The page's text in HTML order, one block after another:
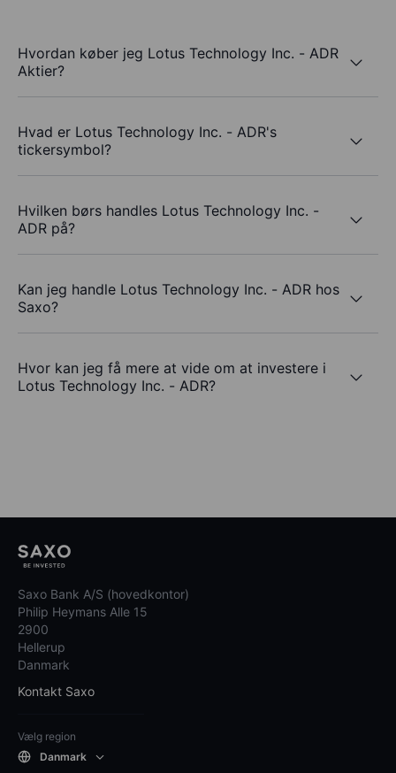
Hvordan køber jeg Lotus Technology Inc. - ADR
Aktier?
Hvad er Lotus Technology Inc. - ADR's
tickersymbol?
Hvilken børs handles Lotus Technology Inc. -
ADR på?
Kan jeg handle Lotus Technology Inc. - ADR hos
Saxo?
Hvor kan jeg få mere at vide om at investere i
Lotus Technology Inc. - ADR?
Saxo Bank A/S (hovedkontor)
Philip Heymans Alle 15
2900
Hellerup
Danmark
Kontakt Saxo
Vælg region
Danmark